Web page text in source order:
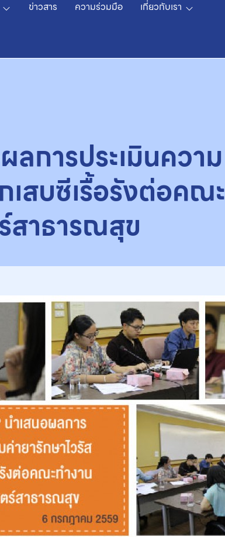
ข่าวสาร ความร่วมมือ เกี่ยวกับเรา
การประเมินความ
สบซีเรื้อรังต่อคณะ
สาธารณสุข